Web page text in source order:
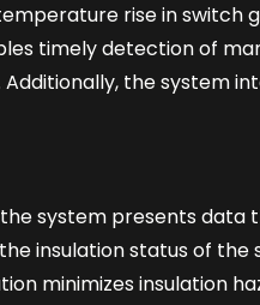
rise in switch
timely detection of
Additionally, the system
system presents data
insulation status of
minimizes insulation